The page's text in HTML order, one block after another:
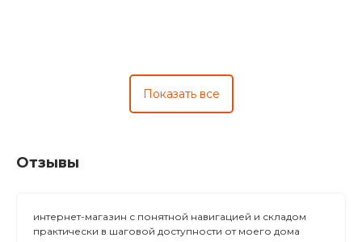
Показать все
Отзывы
интернет-магазин с понятной навигацией и складом
практически в шаговой доступности от моего дома